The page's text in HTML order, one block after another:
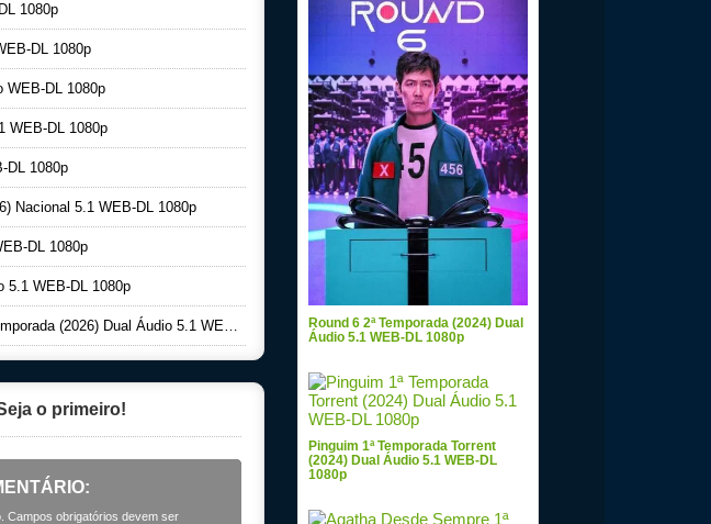
1080p
DL 1080p
WEB-DL 1080p
WEB-DL 1080p
DL 1080p
Nacional 5.1 WEB-DL 1080p
DL 1080p
5.1 WEB-DL 1080p
(2026) Dual Áudio 5.1 WEB-DL 1080p
o primeiro!
Campos obrigatórios devem ser
Round 6 2ª Temporada (2024) Dual
Áudio 5.1 WEB-DL 1080p
Pinguim 1ª Temporada Torrent
(2024) Dual Áudio 5.1 WEB-DL
1080p